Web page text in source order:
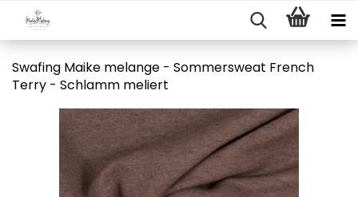
Swafing Maike melange - Sommersweat French
Terry - Schlamm meliert